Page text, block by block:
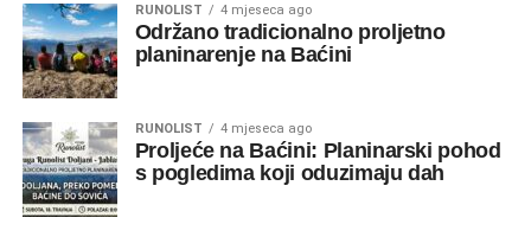
RUNOLIST 4 mjeseca ago
Održano tradicionalno proljetno
planinarenje na Baćini
RUNOLIST 4 mjeseca ago
Proljeće na Baćini: Planinarski pohod
s pogledima koji oduzimaju dah